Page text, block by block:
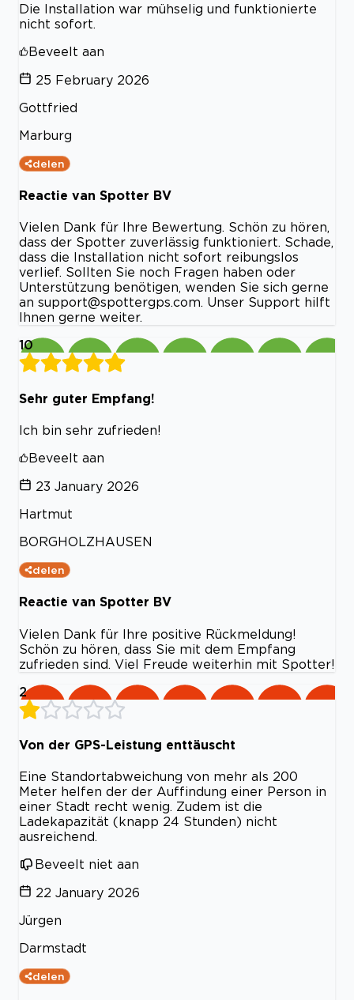
Die Installation war mühselig und funktionierte
nicht sofort.
Beveelt aan
25 February 2026
Gottfried
Marburg
delen
Reactie van Spotter BV
Vielen Dank für Ihre Bewertung. Schön zu hören,
dass der Spotter zuverlässig funktioniert. Schade,
dass die Installation nicht sofort reibungslos
verlief. Sollten Sie noch Fragen haben oder
Unterstützung benötigen, wenden Sie sich gerne
an support@spottergps.com. Unser Support hilft
Ihnen gerne weiter.
10
Sehr guter Empfang!
Ich bin sehr zufrieden!
Beveelt aan
23 January 2026
Hartmut
BORGHOLZHAUSEN
delen
Reactie van Spotter BV
Vielen Dank für Ihre positive Rückmeldung!
Schön zu hören, dass Sie mit dem Empfang
zufrieden sind. Viel Freude weiterhin mit Spotter!
2
Von der GPS-Leistung enttäuscht
Eine Standortabweichung von mehr als 200
Meter helfen der der Auffindung einer Person in
einer Stadt recht wenig. Zudem ist die
Ladekapazität (knapp 24 Stunden) nicht
ausreichend.
Beveelt niet aan
22 January 2026
Jürgen
Darmstadt
delen